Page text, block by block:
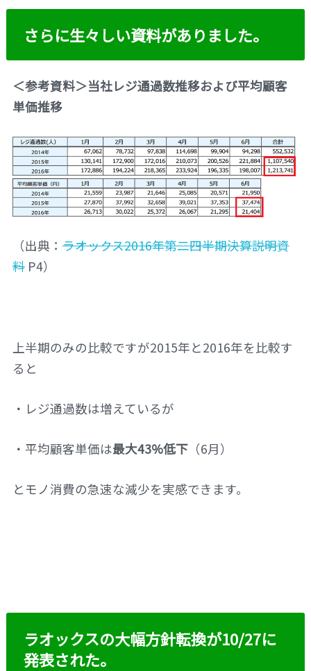
さらに生々しい資料がありました。
＜参考資料＞当社レジ通過数推移および平均顧客
単価推移
（出典：ラオックス2016年第二四半期決算説明資
料P4）
上半期のみの比較ですが2015年と2016年を比較す
ると
・レジ通過数は増えているが
・平均顧客単価は最大43%低下（6月）
とモノ消費の急速な減少を実感できます。
ラオックスの大幅方針転換が10/27に
発表された。